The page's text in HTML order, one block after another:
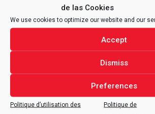
de las Cookies
We use cookies to optimize our website and our
Accept
Dismiss
Preferences
Politique d’utilisation des
Politique de
ALFRAN®
TOUTE QUESTION
CONCERNANT VOTRE